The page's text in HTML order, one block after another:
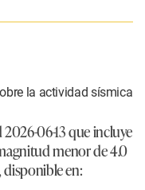
la actividad sísmica
06-13 que incluye
menor de 4.0
disponible en: